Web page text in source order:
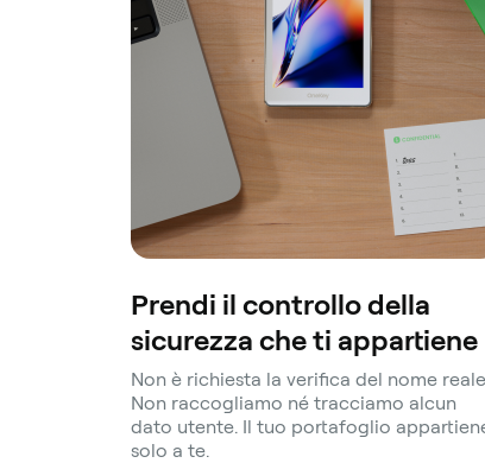
Prendi il controllo della
sicurezza che ti appartiene
Non è richiesta la verifica del nome
Non raccogliamo né tracciamo alcun
dato utente. Il tuo portafoglio
solo a te.